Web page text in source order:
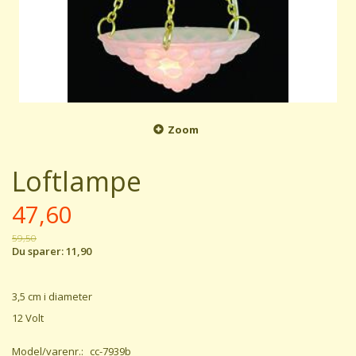
Zoom
Loftlampe
47,60
59,50
Du sparer:11,90
3,5 cm i diameter
12 Volt
Model/varenr.: cc-7939b